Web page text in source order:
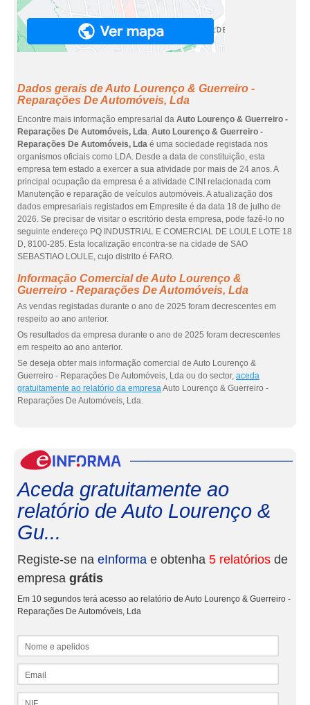
Dados gerais de Auto Lourenço & Guerreiro -
Reparações De Automóveis, Lda
Encontre mais informação empresarial da Auto Lourenço & Guerreiro -
Reparações De Automóveis, Lda. Auto Lourenço & Guerreiro -
Reparações De Automóveis, Lda é uma sociedade registada nos
organismos oficiais como LDA. Desde a data de constituição, esta
empresa tem estado a exercer a sua atividade por mais de 24 anos. A
principal ocupação da empresa é a atividade CINI relacionada com
Manutenção e reparação de veículos automóveis. A atualização dos
dados empresariais registados em Empresite é da data 18 de julho de
2026. Se precisar de visitar o escritório desta empresa, pode fazê-lo no
seguinte endereço PQ INDUSTRIAL E COMERCIAL DE LOULE LOTE 18
D, 8100-285. Esta localização encontra-se na cidade de SAO
SEBASTIAO LOULE, cujo distrito é FARO.
Informação Comercial de Auto Lourenço &
Guerreiro - Reparações De Automóveis, Lda
As vendas registadas durante o ano de 2025 foram decrescentes em
respeito ao ano anterior.
Os resultados da empresa durante o ano de 2025 foram decrescentes
em respeito ao ano anterior.
Se deseja obter mais informação comercial de Auto Lourenço &
Guerreiro - Reparações De Automóveis, Lda ou do sector, aceda
gratuitamente ao relatório da empresaAuto Lourenço & Guerreiro -
Reparações De Automóveis, Lda.
Aceda gratuitamente ao
relatório de Auto Lourenço &
Gu...
Registe-se na eInforma e obtenha 5 relatórios de
empresa grátis
Em 10 segundos terá acesso ao relatório de Auto Lourenço & Guerreiro -
Reparações De Automóveis, Lda